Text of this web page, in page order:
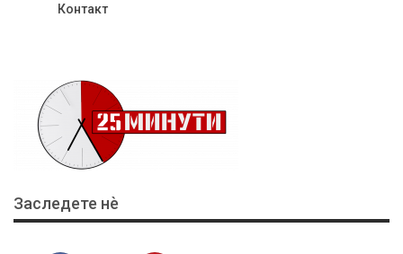
Контакт
Заследете нѐ